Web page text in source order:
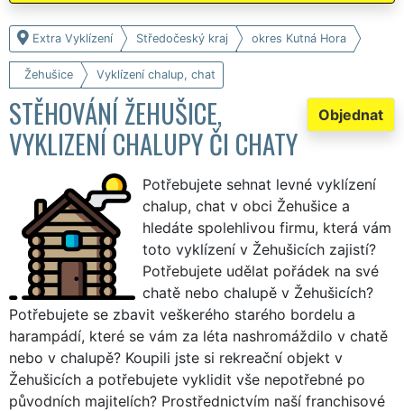
Extra Vyklízení Středočeský kraj okres Kutná Hora
Žehušice Vyklízení chalup, chat
Objednat
STĚHOVÁNÍ ŽEHUŠICE,
VYKLIZENÍ CHALUPY ČI CHATY
Potřebujete sehnat levné vyklízení
chalup, chat v obci Žehušice a
hledáte spolehlivou firmu, která vám
toto vyklízení v Žehušicích zajistí?
Potřebujete udělat pořádek na své
chatě nebo chalupě v Žehušicích?
Potřebujete se zbavit veškerého starého bordelu a
harampádí, které se vám za léta nashromáždilo v chatě
nebo v chalupě? Koupili jste si rekreační objekt v
Žehušicích a potřebujete vyklidit vše nepotřebné po
původních majitelích? Prostřednictvím naší franchisové